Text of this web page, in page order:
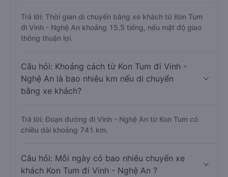
Trả lời: Thời gian di chuyển bằng xe khách từ Kon Tum
đi Vinh - Nghệ An khoảng 15.5 tiếng, nếu mật độ giao
thông thuận lợi.
Câu hỏi: Khoảng cách từ Kon Tum đi Vinh -
Nghệ An là bao nhiêu km nếu di chuyển
bằng xe khách?
Trả lời: Đoạn đường đi Vinh - Nghệ An từ Kon Tum có
chiều dài khoảng 741 km.
Câu hỏi: Mỗi ngày có bao nhiêu chuyến xe
khách Kon Tum đi Vinh - Nghệ An ?